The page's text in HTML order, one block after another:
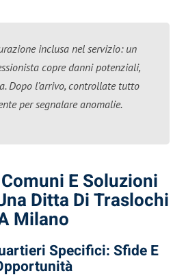
inclusa nel servizio: un
copre danni potenziali,
Dopo l’arrivo, controllate tutto
per segnalare anomalie.
E Soluzioni
Ditta Di Traslochi
Milano
Specifici: Sfide E